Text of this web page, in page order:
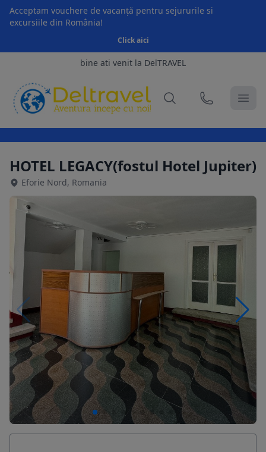
Acceptam vouchere de vacanță pentru sejururile si
excursiile din România!
Click aici
bine ati venit la DelTRAVEL
HOTEL LEGACY(fostul Hotel Jupiter)
Eforie Nord, Romania